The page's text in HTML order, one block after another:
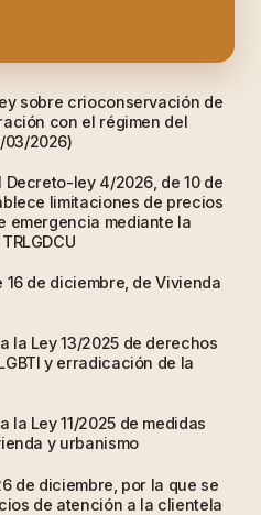
sobre crioconservación de
con el régimen del
03/2026)
Decreto-ley 4/2026, de 10 de
limitaciones de precios
emergencia mediante la
16 de diciembre, de Vivienda
la Ley 13/2025 de derechos
y erradicación de la
la Ley 11/2025 de medidas
y urbanismo
de diciembre, por la que se
de atención a la clientela